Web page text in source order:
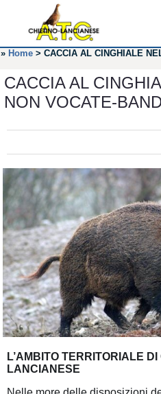
» Home > CACCIA AL CINGHIALE
CACCIA AL
NON VOCATE-
L’AMBITO TERRITORIALE
LANCIANESE